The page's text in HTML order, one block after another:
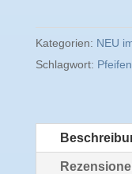
Kategorien: NEU
Schlagwort: